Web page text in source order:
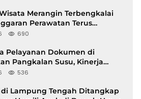
Merangin Terbengkalai
Perawatan Terus
690
Pelayanan Dokumen di
Pangkalan Susu, Kinerja
Langkat Disorot
536
di Lampung Tengah Ditangkap